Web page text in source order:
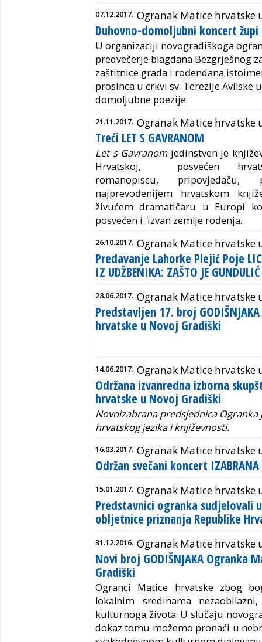
07.12.2017. Ogranak Matice hrvatske
Duhovno-domoljubni koncert
U organizaciji novogradiškoga
predvečerje blagdana Bezgrješnog
zaštitnice grada i rođendana
prosinca u crkvi sv. Terezije Avilske
domoljubne poezije.
21.11.2017. Ogranak Matice hrvatske
Treći LET S GAVRANOM
Let s Gavranomjedinstven je
Hrvatskoj, posvećen
romanopiscu,
najprevođenijem hrvatskom
živućem dramatičaru u Europi
posvećen i izvan zemlje rođenja.
26.10.2017. Ogranak Matice hrvatske
Predavanje Lahorke Plejić Poje
IZ UDŽBENIKA: ZAŠTO JE
28.06.2017. Ogranak Matice hrvatske
Predstavljen 17. broj
hrvatske u Novoj Gradiški
14.06.2017. Ogranak Matice hrvatske
Održana izvanredna izborna
hrvatske u Novoj Gradiški
Novoizabrana predsjednica
hrvatskog jezika i književnosti.
16.03.2017. Ogranak Matice hrvatske
Održan svečani koncert IZABRANA
15.01.2017. Ogranak Matice hrvatske
Predstavnici ogranka sudjelovali
obljetnice priznanja Republike
31.12.2016. Ogranak Matice hrvatske
Novi broj GODIŠNJAKA Ogranka
Gradiški
Ogranci Matice hrvatske zbog
lokalnim sredinama
kulturnoga života. U slučaju
dokaz tomu možemo pronaći u